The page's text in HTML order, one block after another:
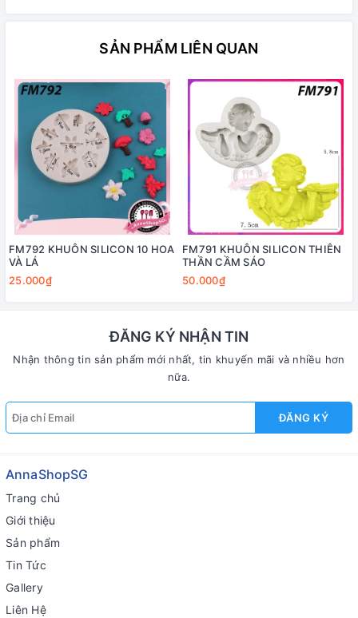
SẢN PHẨM LIÊN QUAN
FM792 KHUÔN SILICON 10 HOA
VÀ LÁ
25.000₫
FM791 KHUÔN SILICON THIÊN
THẦN CẦM SÁO
50.000₫
ĐĂNG KÝ NHẬN TIN
Nhận thông tin sản phẩm mới nhất, tin khuyến mãi và nhiều hơn
nữa.
ĐĂNG KÝ
AnnaShopSG
Trang chủ
Giới thiệu
Sản phẩm
Tin Tức
Gallery
Liên Hệ